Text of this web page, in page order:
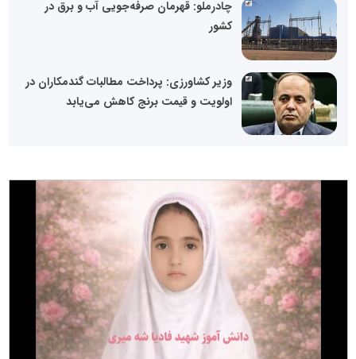
چادرملو: قهرمان صرفه‌جویی آب و برق در
کشور
وزیر کشاورزی: پرداخت مطالبات گندمکاران در
اولویت و قیمت برنج کاهش می‌یابد